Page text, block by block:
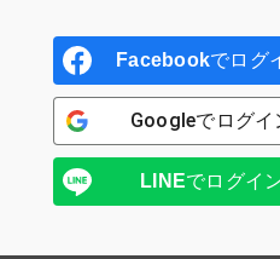
Facebookでログ
Googleでログイ
LINEでログイ